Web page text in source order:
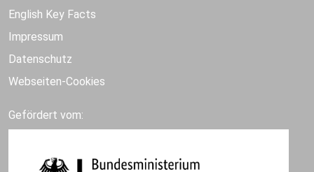
English Key Facts
Impressum
Datenschutz
Webseiten-Cookies
Gefördert vom: